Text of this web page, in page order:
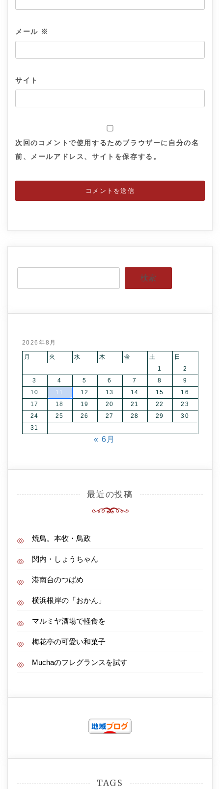
メール ※
サイト
次回のコメントで使用するためブラウザーに自分の名
前、メールアドレス、サイトを保存する。
検索
2026年8月
月 火 水 木 金 土
日
1
2
3
4 5 6 7 8
9
10
11 12 13 14 15
16
17
18 19 20 21 22
23
24
25 26 27 28 29
30
31
« 6月
最近の投稿
焼鳥。本牧・鳥政
関内・しょうちゃん
港南台のつばめ
横浜根岸の「おかん」
マルミヤ酒場で軽食を
梅花亭の可愛い和菓子
Muchaのフレグランスを試す
TAGS